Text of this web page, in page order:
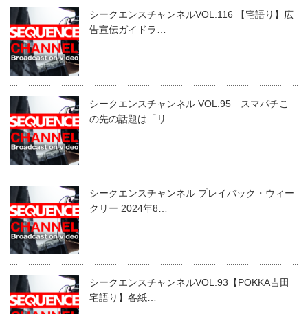
シークエンスチャンネルVOL.116 【宅語り】広
告宣伝ガイドラ…
シークエンスチャンネル VOL.95 スマパチこ
の先の話題は「リ…
シークエンスチャンネル プレイバック・ウィー
クリー 2024年8…
シークエンスチャンネルVOL.93【POKKA吉田
宅語り】各紙…